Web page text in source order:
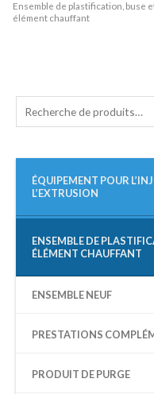
ÉQUIPEMENT POUR
L’EXTRUSION
ENSEMBLE DE
ÉLÉMENT CHAUFFANT
ENSEMBLE NEUF
PRESTATIONS
PRODUIT DE PURGE
Ensemble de plastification, buse
élément chauffant